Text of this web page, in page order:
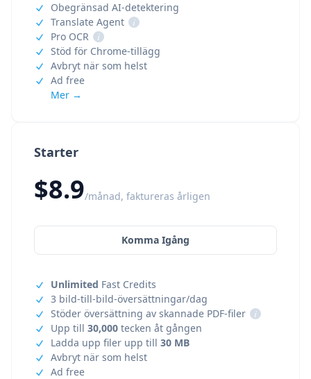
Starter
$8.9/månad, faktureras årligen
Komma Igång
Unlimited Fast Credits
3 bild-till-bild-översättningar/dag
Stöder översättning av skannade PDF-filer
i
Upp till 30,000 tecken åt gången
Ladda upp filer upp till 30 MB
Avbryt när som helst
Ad free
Obegränsad AI-detektering
Translate Agent
i
Pro OCR
i
Stöd för Chrome-tillägg
Avbryt när som helst
Ad free
Mer →